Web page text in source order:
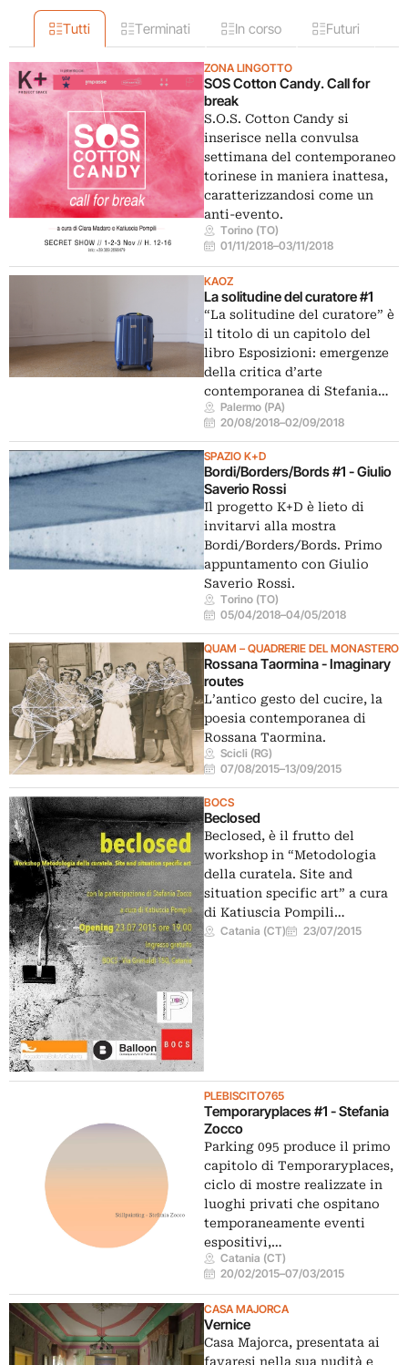
Tutti Terminati In corso Futuri
ZONA LINGOTTO
SOS Cotton Candy. Call for
break
S.O.S. Cotton Candy si
inserisce nella convulsa
settimana del contemporaneo
torinese in maniera inattesa,
caratterizzandosi come un
anti-evento.
Torino (TO)
01/11/2018–03/11/2018
KAOZ
La solitudine del curatore #1
“La solitudine del curatore” è
il titolo di un capitolo del
libro Esposizioni: emergenze
della critica d’arte
contemporanea di Stefania…
Palermo (PA)
20/08/2018–02/09/2018
SPAZIO K+D
Bordi/Borders/Bords #1 - Giulio
Saverio Rossi
Il progetto K+D è lieto di
invitarvi alla mostra
Bordi/Borders/Bords. Primo
appuntamento con Giulio
Saverio Rossi.
Torino (TO)
05/04/2018–04/05/2018
QUAM – QUADRERIE DEL MONASTERO
Rossana Taormina - Imaginary
routes
L’antico gesto del cucire, la
poesia contemporanea di
Rossana Taormina.
Scicli (RG)
07/08/2015–13/09/2015
BOCS
Beclosed
Beclosed, è il frutto del
workshop in “Metodologia
della curatela. Site and
situation specific art” a cura
di Katiuscia Pompili…
Catania (CT) 23/07/2015
PLEBISCITO765
Temporaryplaces #1 - Stefania
Zocco
Parking 095 produce il primo
capitolo di Temporaryplaces,
ciclo di mostre realizzate in
luoghi privati che ospitano
temporaneamente eventi
espositivi,…
Catania (CT)
20/02/2015–07/03/2015
CASA MAJORCA
Vernice
Casa Majorca, presentata ai
favaresi nella sua nudità e